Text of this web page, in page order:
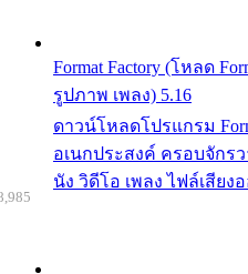
Format Factory (โหลด
รูปภาพ เพลง) 5.16
ดาวน์โหลดโปรแกรม
อเนกประสงค์ ครอบจักร
นัง วิดีโอ เพลง ไฟล์เสียง